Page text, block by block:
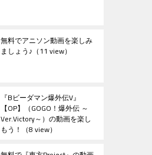
無料でアニソン動画を楽しみ
ましょう♪ （11 view）
『Bビーダマン爆外伝V』
【OP】（GOGO！爆外伝 ～
Ver.Victory～）の動画を楽し
もう！ （8 view）